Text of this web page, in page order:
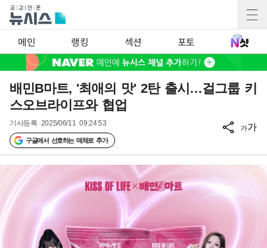
메인 랭킹 섹션 포토
배민B마트, '최애의 맛' 2탄 출시…걸그룹 키
스오브라이프와 협업
기사등록 2025/06/11 09:24:53
구글에서 선호하는 매체로 추가
가가